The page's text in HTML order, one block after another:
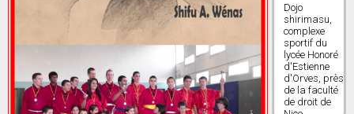
Dojo
shirimasu,
complexe
sportif du
lycée Honoré
d'Estienne
d'Orves, près
de la faculté
de droit de